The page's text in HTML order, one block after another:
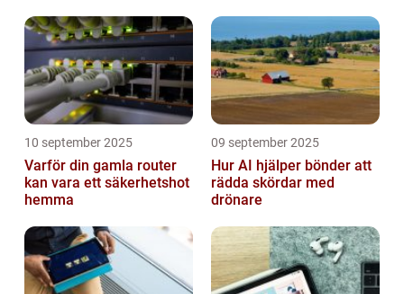
10 september 2025
Varför din gamla router
kan vara ett säkerhetshot
hemma
09 september 2025
Hur AI hjälper bönder att
rädda skördar med
drönare